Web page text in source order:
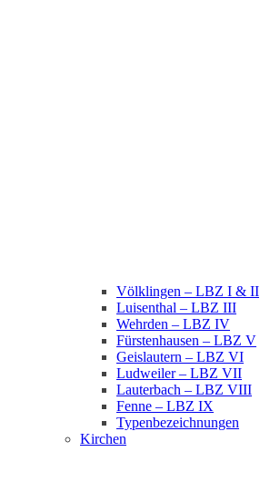
Völklingen – LBZ I & II
Luisenthal – LBZ III
Wehrden – LBZ IV
Fürstenhausen – LBZ V
Geislautern – LBZ VI
Ludweiler – LBZ VII
Lauterbach – LBZ VIII
Fenne – LBZ IX
Typenbezeichnungen
Kirchen